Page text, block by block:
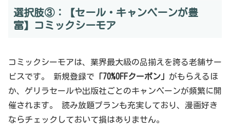
選択肢③：【セール・キャンペーンが豊
富】コミックシーモア
コミックシーモアは、業界最大級の品揃えを誇る老舗サー
ビスです。 新規登録で 「70%OFFクーポン」 がもらえるほ
か、ゲリラセールや出版社ごとのキャンペーンが頻繁に開
催されます。 読み放題プランも充実しており、漫画好き
ならチェックしておいて損はありません。